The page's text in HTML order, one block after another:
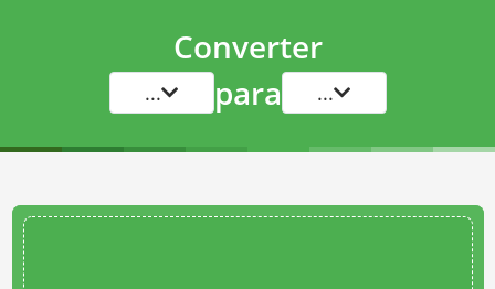
Converter
... para ...